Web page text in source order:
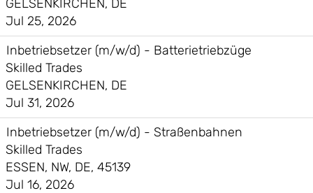
GELSENKIRCHEN, DE
Jul 25, 2026
Inbetriebsetzer (m/w/d) - Batterietriebzüge
Skilled Trades
GELSENKIRCHEN, DE
Jul 31, 2026
Inbetriebsetzer (m/w/d) - Straßenbahnen
Skilled Trades
ESSEN, NW, DE, 45139
Jul 16, 2026